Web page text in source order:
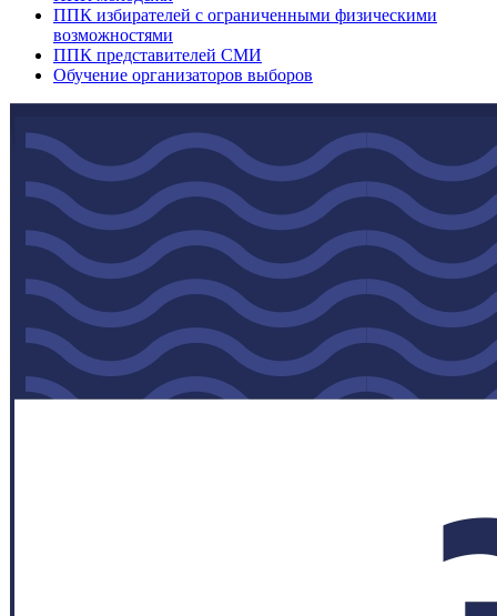
ППК избирателей с ограниченными физическими
возможностями
ППК представителей СМИ
Обучение организаторов выборов